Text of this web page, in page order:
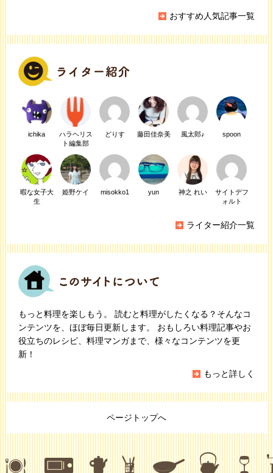
おすすめ人気記事一覧
ichika
ハラヘリス
ト編集部
どりす 藤田佳奈美 風太郎♪ spoon
暇な女子大
生
姫野ケイ misokko1 yun 神之 れい
サイトデフ
ォルト
ライター紹介一覧
もっと料理を楽しもう。 読むと料理がしたくなる？そんなコ
ンテンツを、ほぼ毎日更新します。 おもしろい料理記事やお
役立ちのレシピ、料理マンガまで、様々なコンテンツを更
新！
もっと詳しく
ページトップへ